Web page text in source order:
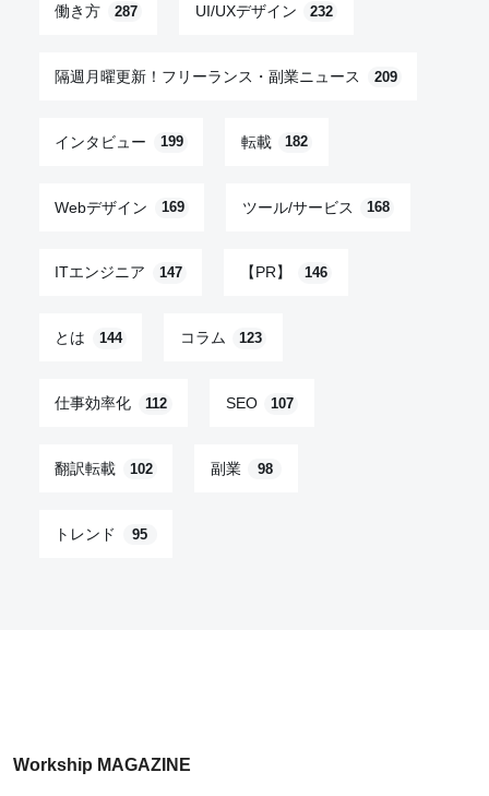
働き方 287 UI/UXデザイン 232
隔週月曜更新！フリーランス・副業ニュース 209
インタビュー 199 転載 182
Webデザイン 169 ツール/サービス 168
ITエンジニア 147 【PR】 146
とは 144 コラム 123
仕事効率化 112 SEO 107
翻訳転載 102 副業 98
トレンド 95
Workship MAGAZINE